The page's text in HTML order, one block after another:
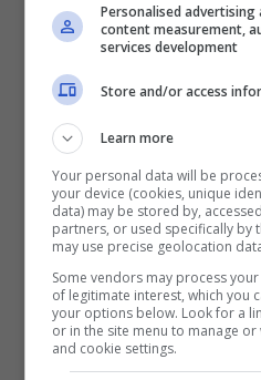
Anche se Maria De
entrambi, li ha lanciati
rapporto con loro,
Personalised
content measurement,
services development
Store and/or access
Learn more
Your personal data will be
your device (cookies, unique
data) may be stored by,
partners, or used specifically by
may use precise geolocation
Some vendors may process
of legitimate interest, which you
your options below. Look for a
or in the site menu to manage
and cookie settings.